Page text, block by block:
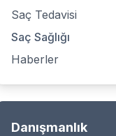
Saç Tedavisi
Saç Sağlığı
Haberler
Danışmanlık